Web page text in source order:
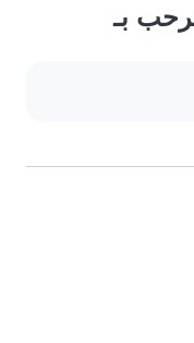
بـ